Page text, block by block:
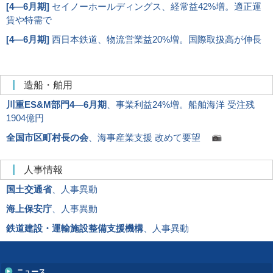
[4―6月期] セイノーホールディングス、経常益42%増。適正運
賃や特需で
[4―6月期] 西日本鉄道、物流営業益20%増。国際取扱高が伸長
造船・舶用
川重ES&M部門4―6月期
、事業利益24%増。船舶海洋 受注残
1904億円
全国市区町村長の会 、海事産業支援 改めて要望
人事情報
国土交通省、人事異動
海上保安庁 、人事異動
鉄道建設・運輸施設整備支援機構、人事異動